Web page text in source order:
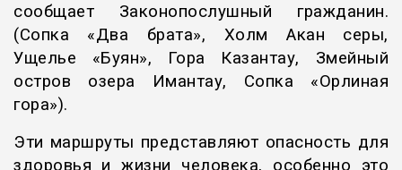
сообщает Законопослушный гражданин.
(Сопка «Два брата», Холм Акан серы,
Ущелье «Буян», Гора Казантау, Змейный
остров озера Имантау, Сопка «Орлиная
гора»).
Эти маршруты представляют опасность для
здоровья и жизни человека, особенно это